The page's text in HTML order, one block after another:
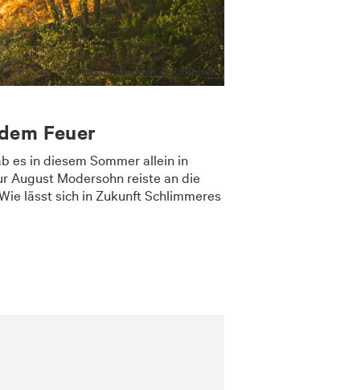
© Karsten Winegeart on Unsplash
Feuer
es in diesem Sommer allein in
August Modersohn reiste an die
lässt sich in Zukunft Schlimmeres